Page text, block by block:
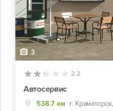
3
2.2
Автосервис
538.7 км г.